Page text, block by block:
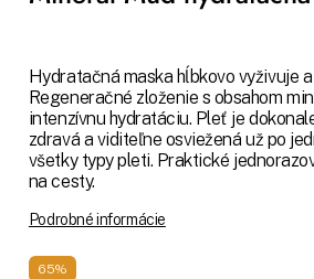
Hydratačná maska hĺbkovo vyživuje
Regeneračné zloženie s obsahom
intenzívnu hydratáciu. Pleť je
zdravá a viditeľne osviežená už po
všetky typy pleti. Praktické
na cesty.
Podrobné informácie
65%